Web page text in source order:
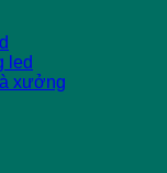
led
xưởng